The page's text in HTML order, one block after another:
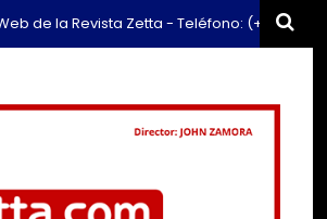
Zetta - Teléfono: (+57) 311 659 6374 -